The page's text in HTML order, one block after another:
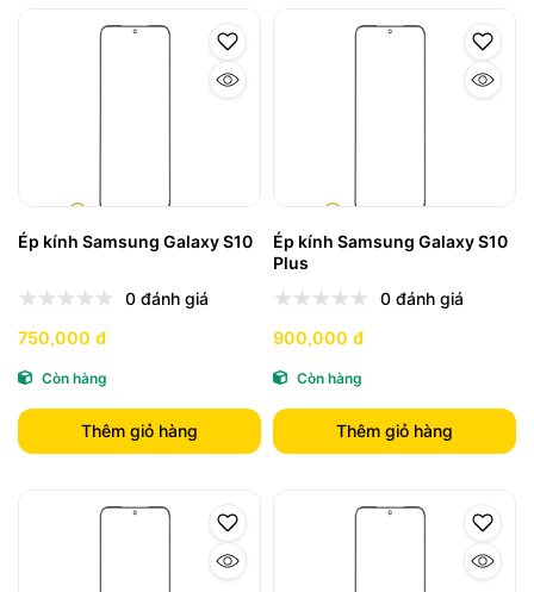
Ép kính Samsung Galaxy S10
0 đánh giá
750,000 đ
Còn hàng
Thêm giỏ hàng
Ép kính Samsung Galaxy S10
Plus
0 đánh giá
900,000 đ
Còn hàng
Thêm giỏ hàng